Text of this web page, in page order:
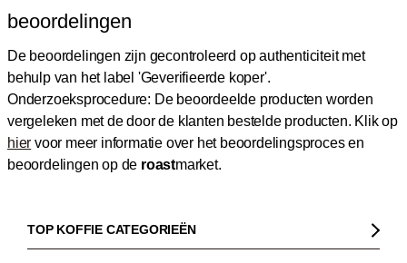
beoordelingen
De beoordelingen zijn gecontroleerd op authenticiteit met
behulp van het label 'Geverifieerde koper'.
Onderzoeksprocedure: De beoordeelde producten worden
vergeleken met de door de klanten bestelde producten. Klik op
hier voor meer informatie over het beoordelingsproces en
beoordelingen op de roastmarket.
TOP KOFFIE CATEGORIEËN